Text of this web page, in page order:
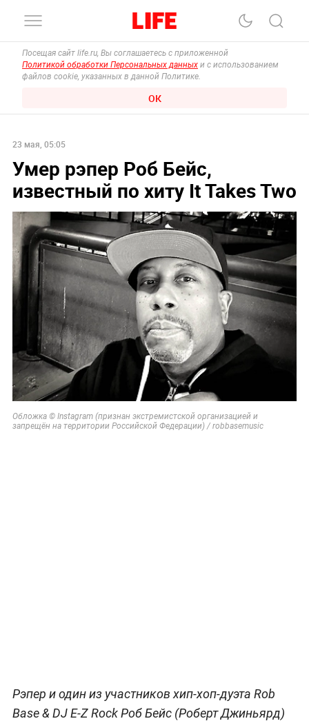
Посещая сайт life.ru, Вы соглашаетесь с приложенной
Политикой обработки Персональных данных и с использованием
файлов cookie, указанных в данной Политике.
ОК
23 мая, 05:05
Умер рэпер Роб Бейс,
известный по хиту It Takes Two
Обложка © Instagram (признан экстремистской организацией и
запрещён на территории Российской Федерации) / robbasemusic
Рэпер и один из участников хип-хоп-дуэта Rob
Base & DJ E-Z Rock Роб Бейс (Роберт Джиньярд)